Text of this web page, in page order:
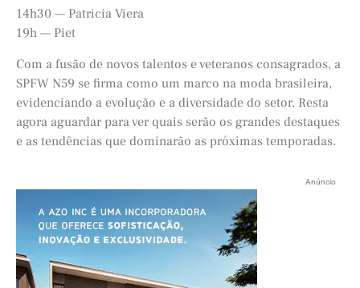
14h30 — Patricia Viera
19h — Piet
Com a fusão de novos talentos e veteranos consagrados, a
SPFW N59 se firma como um marco na moda brasileira,
evidenciando a evolução e a diversidade do setor. Resta
agora aguardar para ver quais serão os grandes destaques
e as tendências que dominarão as próximas temporadas.
Anúncio